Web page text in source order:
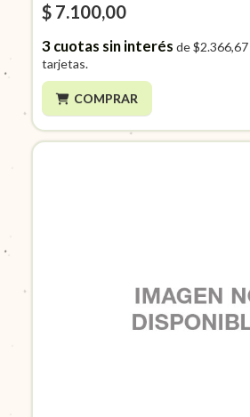
$ 7.100,00
3cuotas sin interés de$2.366,67
tarjetas.
COMPRAR